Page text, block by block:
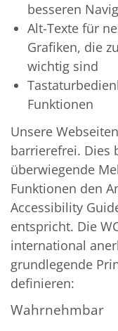
besseren
Alt-Texte für
Grafiken, die
wichtig sind
Funktionen
Unsere
barrierefrei. Dies
überwiegende
Funktionen den
Accessibility
entspricht. Die
international
grundlegende
definieren:
Wahrnehmbar